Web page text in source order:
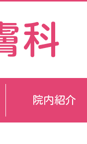
院内紹介